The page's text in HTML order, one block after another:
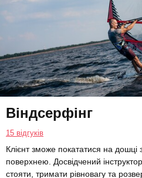
Віндсерфінг
15 відгуків
Клієнт зможе покататися на дошці
поверхнею. Досвідчений
стояти, тримати рівновагу та